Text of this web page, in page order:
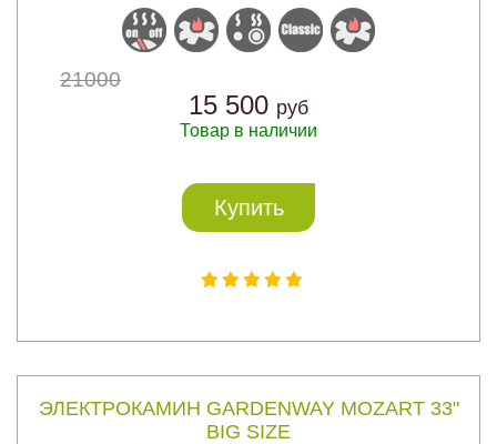
21000
15 500 руб
Товар в наличии
Купить
ЭЛЕКТРОКАМИН GARDENWAY MOZART 33"
BIG SIZE